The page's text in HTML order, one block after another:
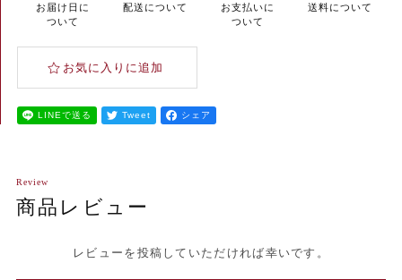
お届け日に
ついて
配送について
お支払いに
ついて
送料について
LINEで送る Tweet シェア
商品レビュー
Review
レビューを投稿していただければ幸いです。